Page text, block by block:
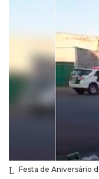
Festa de Aniversário